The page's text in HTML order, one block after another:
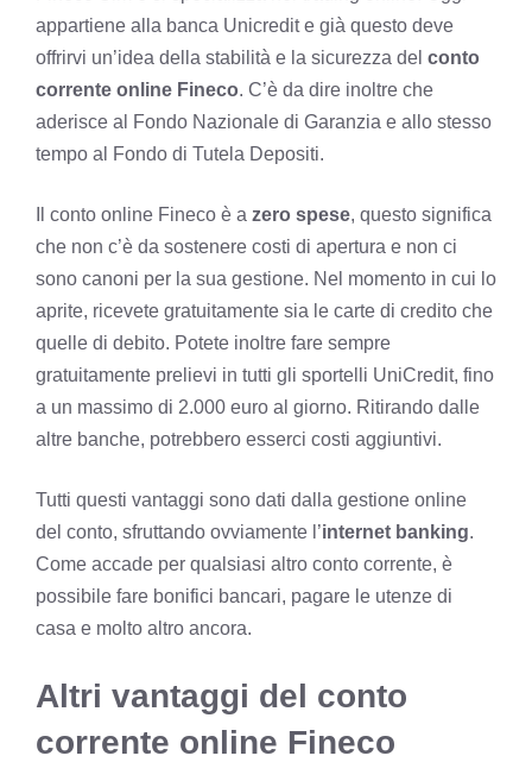
appartiene alla banca Unicredit e già questo deve
offrirvi un’idea della stabilità e la sicurezza del conto
corrente online Fineco. C’è da dire inoltre che
aderisce al Fondo Nazionale di Garanzia e allo stesso
tempo al Fondo di Tutela Depositi.
Il conto online Fineco è a zero spese, questo significa
che non c’è da sostenere costi di apertura e non ci
sono canoni per la sua gestione. Nel momento in cui lo
aprite, ricevete gratuitamente sia le carte di credito che
quelle di debito. Potete inoltre fare sempre
gratuitamente prelievi in tutti gli sportelli UniCredit, fino
a un massimo di 2.000 euro al giorno. Ritirando dalle
altre banche, potrebbero esserci costi aggiuntivi.
Tutti questi vantaggi sono dati dalla gestione online
del conto, sfruttando ovviamente l’internet banking.
Come accade per qualsiasi altro conto corrente, è
possibile fare bonifici bancari, pagare le utenze di
casa e molto altro ancora.
Altri vantaggi del conto
corrente online Fineco